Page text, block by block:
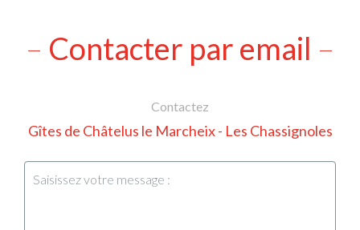
Contacter par email
Contactez
Gîtes de Châtelus le Marcheix - Les Chassignoles